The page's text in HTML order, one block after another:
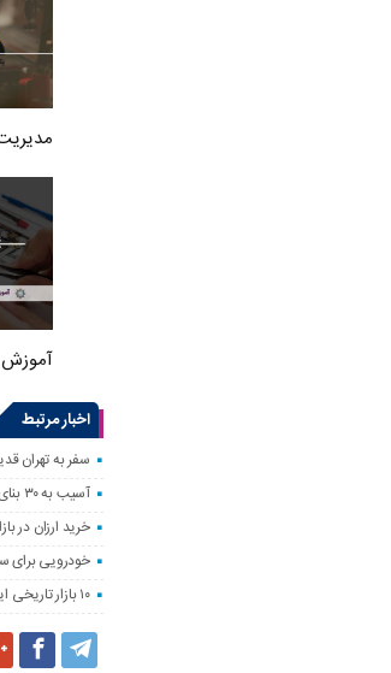
آموزش
اخبار مرتبط
سفر به تهران
آسیب به ۳۰ بنای تاریخی در زلزله شب گذشته
خرید ارزان در
خودرویی برای سفر و
۱۰ بازار تاریخی ایران که هنوز زنده‌اند؛ سفر در رنگ و بوی بازارهای قدیمی